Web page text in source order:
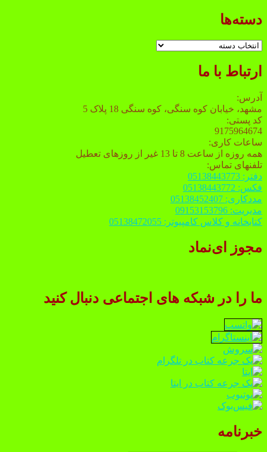
دسته‌ها
دسته‌ها
ارتباط با ما
آدرس:
مشهد، خیابان کوه سنگی، کوه سنگی 18 پلاک 5
کد پستی:
9175964674
ساعات کاری:
همه روزه از ساعت 8 تا 13 غیر از روزهای تعطیل
تلفنهای تماس:
دفتر: 05138443773
فکس: 05138443772
مددکاری: 05138452407
مدیریت: 09153153796
کتابخانه و کلاس کامپیوتر: 05138472055
مجوز ای‌نماد
ما را در شبکه های اجتماعی دنبال کنید
خبرنامه